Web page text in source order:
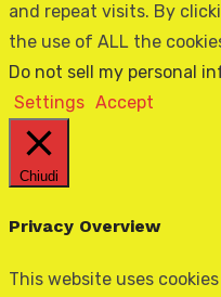
and repeat visits. By
the use of ALL the
Do not sell my personal
Settings Accept
Chiudi
Privacy Overview
This website uses